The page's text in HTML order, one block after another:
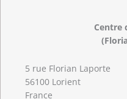
Centre
5 rue Florian Laporte
56100 Lorient
France